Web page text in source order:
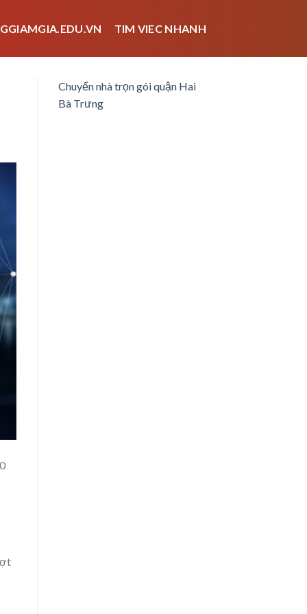
TIM VIEC NHANH
Chuyển nhà trọn gói quận Hai
Bà Trưng